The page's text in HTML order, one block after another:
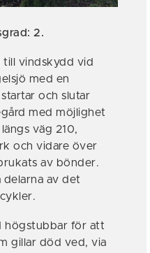
2.
till vindskydd vid
med en
och slutar
med möjlighet
väg 210,
och vidare över
av bönder.
av det
högstubbar för att
gillar död ved, via